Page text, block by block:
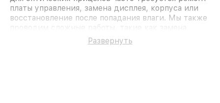
платы управления, замена дисплея, корпуса или
восстановление после попадания влаги. Мы также
проводим сложные работы, такие как замена
процессора, USB-порта, аккумулятора или
объективов с улучшением характеристик. Для
Развернуть